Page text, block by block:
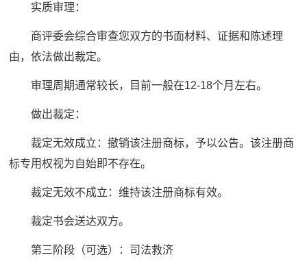
实质审理：
商评委会综合审查您双方的书面材料、证据和陈述理
由，依法做出裁定。
审理周期通常较长，目前一般在12-18个月左右。
做出裁定：
裁定无效成立：撤销该注册商标，予以公告。该注册商
标专用权视为自始即不存在。
裁定无效不成立：维持该注册商标有效。
裁定书会送达双方。
第三阶段（可选）：司法救济